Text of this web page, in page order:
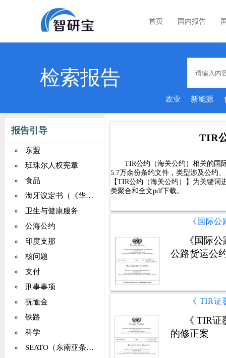
首页 国内报告
检索报告
农业 新能源
报告引导
东盟
班珠尔人权宪章
食品
海牙议定书（《华沙公约》）
卫生与健康服务
公海公约
印度支那
核问题
支付
刑事事项
抚恤金
铁路
科学
SEATO（东南亚条约组织）
TIR
TIR公约（海关公约）相关的国
5.7万余份条约文件，类型涉及公约
【TIR公约（海关公约）】为关键
类聚合和全文pdf下载。
《国际
公路货运公
《 TIR
的修正案